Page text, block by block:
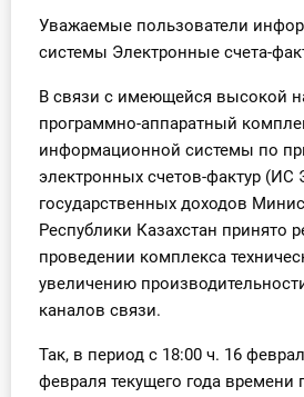
Участник ВЭД
Практика ИП
Кадры. Труд. Зарплата.
Учет по отраслям
Юридический помощник
Интернет-магазин
О Системе
Уважаемые пользователи
системы Электронные счета-
В связи с имеющейся высокой
программно-аппаратный
информационной системы по
электронных счетов-фактур
государственных доходов
Республики Казахстан принято
проведении комплекса
увеличению
каналов связи.
Так, в период с 18:00 ч. 16
февраля текущего года